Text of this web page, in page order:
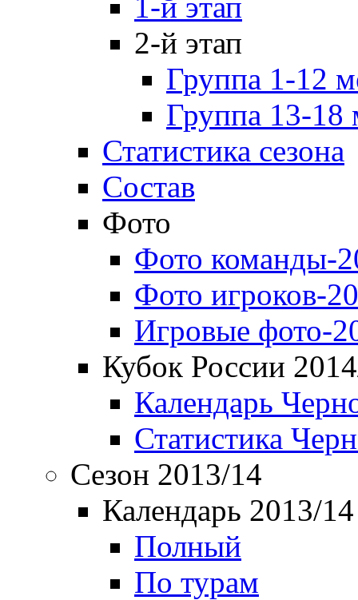
2-й этап
Группа 1-12
Группа 13-18
Статистика сезона
Состав
Фото
Фото команды-
Фото игроков-
Игровые фото-
Кубок России
Календарь
Статистика
Сезон 2013/14
Календарь 2013/14
Полный
По турам